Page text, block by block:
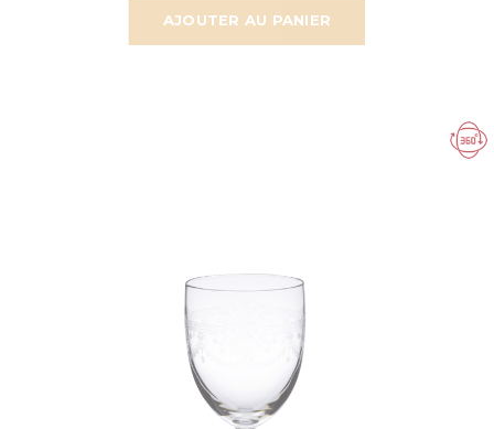
AJOUTER AU PANIER